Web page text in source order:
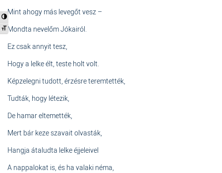
Nagy kontraszt váltása
Betűméret váltása
Mint ahogy más levegőt vesz –
Mondta nevelőm Jókairól.
Ez csak annyit tesz,
Hogy a lelke élt, teste holt volt.
Képzelegni tudott, érzésre teremtették,
Tudták, hogy létezik,
De hamar eltemették,
Mert bár keze szavait olvasták,
Hangja átaludta lelke éjjeleivel
A nappalokat is, és ha valaki néma,